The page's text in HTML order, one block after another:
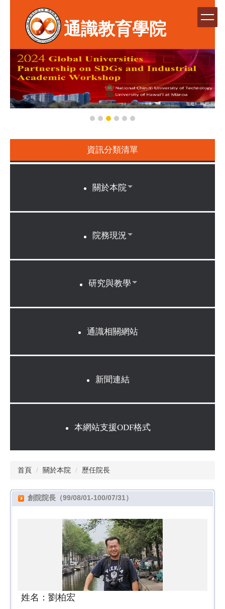
內
通識教育學院
資訊分類清單
關於本院
院務現況
研究與教學
通識相關網站
新聞連結
本網站支援ODF格式
首頁 關於本院 歷任院長
創院院長（99/08/01-100/07/31）
姓名：劉柏宏